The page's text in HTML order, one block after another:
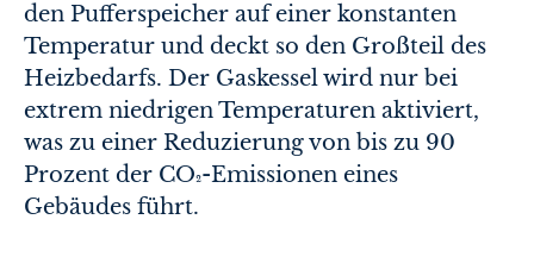
den Pufferspeicher auf einer konstanten
Temperatur und deckt so den Großteil des
Heizbedarfs. Der Gaskessel wird nur bei
extrem niedrigen Temperaturen aktiviert,
was zu einer Reduzierung von bis zu 90
Prozent der CO₂-Emissionen eines
Gebäudes führt.